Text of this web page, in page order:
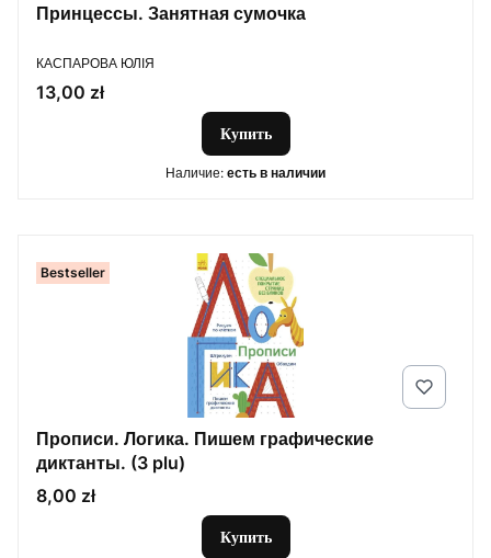
Принцессы. Занятная сумочка
ПРОИЗВОДИТЕЛЬ
КАСПАРОВА ЮЛІЯ
Цена
13,00 zł
Купить
Наличие: есть в наличии
Bestseller
Прописи. Логика. Пишем графические
диктанты. (3 plu)
Цена
8,00 zł
Купить